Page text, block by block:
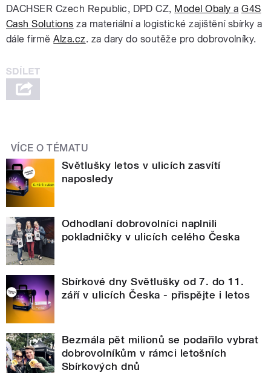
DACHSER Czech Republic, DPD CZ, Model Obaly a G4S
Cash Solutions za materiální a logistické zajištění sbírky a
dále firměAlza.cz. za dary do soutěže pro dobrovolníky.
VÍCE O TÉMATU
Světlušky letos v ulicích zasvítí
naposledy
Odhodlaní dobrovolníci naplnili
pokladničky v ulicích celého Česka
Sbírkové dny Světlušky od 7. do 11.
září v ulicích Česka - přispějte i letos
Bezmála pět milionů se podařilo vybrat
dobrovolníkům v rámci letošních
Sbírkových dnů